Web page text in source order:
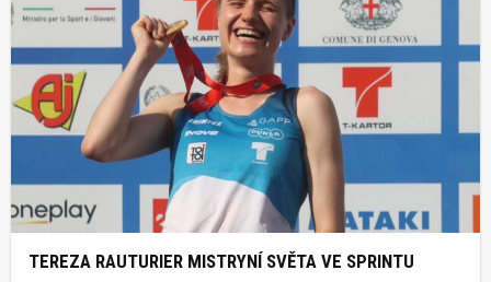
TEREZA RAUTURIER MISTRYNÍ SVĚTA VE SPRINTU